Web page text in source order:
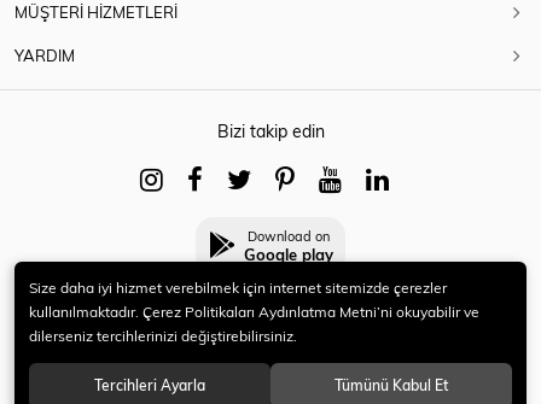
MÜŞTERİ HİZMETLERİ
YARDIM
Bizi takip edin
Download on
Google play
© 2021 HERYENİ. Tüm hakları saklıdır.
Size daha iyi hizmet verebilmek için internet sitemizde çerezler
kullanılmaktadır. Çerez Politikaları Aydınlatma Metni’ni okuyabilir ve
dilerseniz tercihlerinizi değiştirebilirsiniz.
Tercihleri Ayarla Tümünü Kabul Et